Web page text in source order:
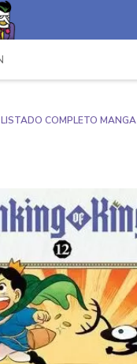
LISTADO COMPLETO MANGA